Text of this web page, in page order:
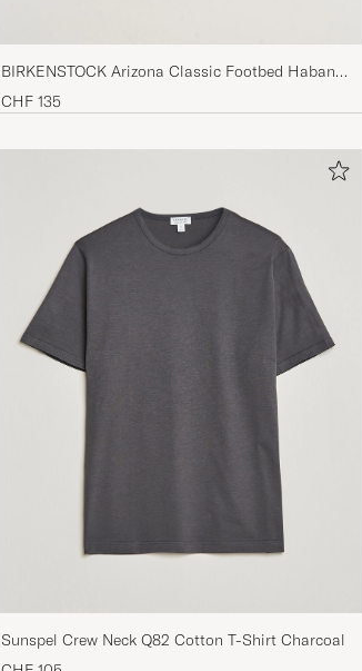
BIRKENSTOCK Arizona Classic Footbed Habana
Oiled Leather
CHF 135
Sunspel Crew Neck Q82 Cotton T-Shirt Charcoal